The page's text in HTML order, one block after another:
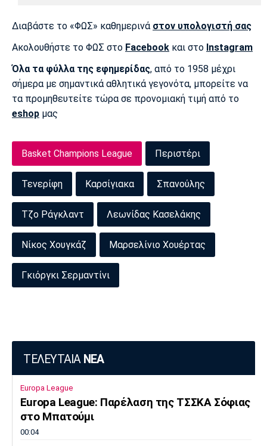
Διαβάστε το «ΦΩΣ» καθημερινά στον υπολογιστή σας
Ακολουθήστε το ΦΩΣ στο Facebook και στο Instagram
Όλα τα φύλλα της εφημερίδας, από το 1958 μέχρι
σήμερα με σημαντικά αθλητικά γεγονότα, μπορείτε να
τα προμηθευτείτε τώρα σε προνομιακή τιμή από το
eshop μας
Basket Champions League Περιστέρι
Τενερίφη Καρσίγιακα Σπανούλης
Τζο Ράγκλαντ Λεωνίδας Κασελάκης
Νίκος Χουγκάζ Μαρσελίνιο Χουέρτας
Γκιόργκι Σερμαντίνι
ΤΕΛΕΥΤΑΙΑ ΝΕΑ
Europa League
Europa League: Παρέλαση της ΤΣΣΚΑ Σόφιας
στο Μπατούμι
00:04